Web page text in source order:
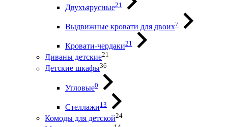
Двухъярусные21
Выдвижные кровати для двоих7
Кровати-чердаки21
Диваны детские21
Детские шкафы36
Угловые0
Стеллажи13
Комоды для детской24